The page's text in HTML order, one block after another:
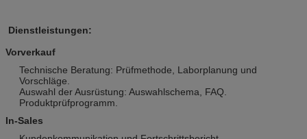
Dienstleistungen:
Vorverkauf
Technische Beratung: Prüfmethode, Laborplanung und
Vorschläge.
Auswahl der Ausrüstung: Auswahlschema, FAQ.
Produktprüfprogramm.
In-Sales